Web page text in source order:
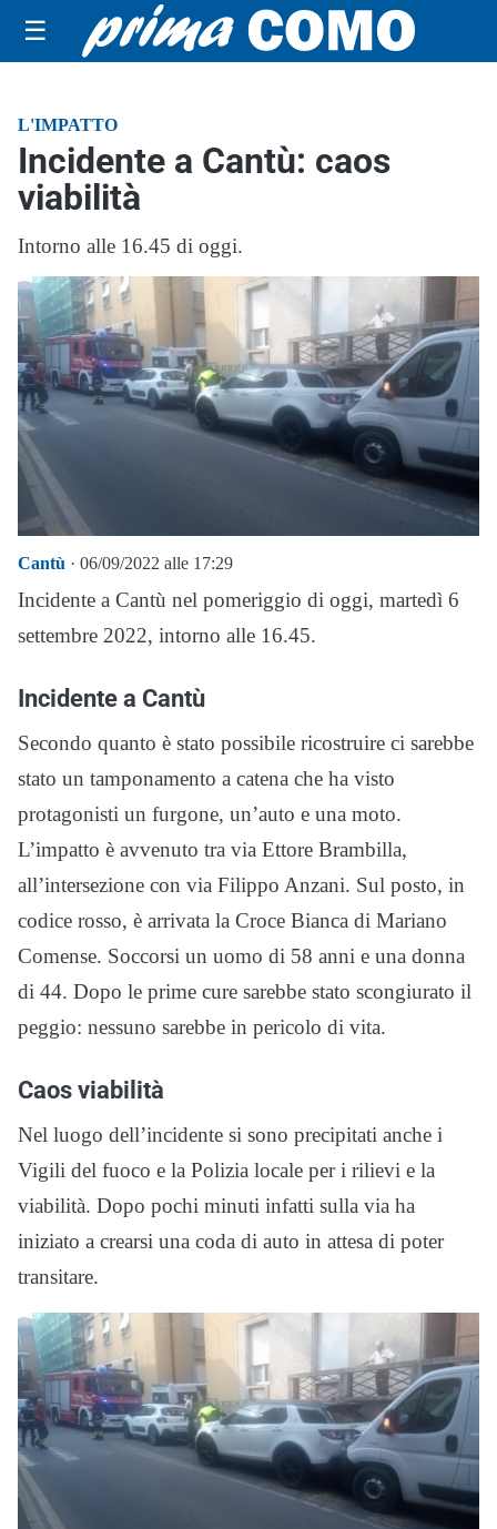
☰
L'IMPATTO
Incidente a Cantù: caos
viabilità
Intorno alle 16.45 di oggi.
Cantù · 06/09/2022 alle 17:29
Incidente a Cantù nel pomeriggio di oggi, martedì 6
settembre 2022, intorno alle 16.45.
Incidente a Cantù
Secondo quanto è stato possibile ricostruire ci sarebbe
stato un tamponamento a catena che ha visto
protagonisti un furgone, un’auto e una moto.
L’impatto è avvenuto tra via Ettore Brambilla,
all’intersezione con via Filippo Anzani. Sul posto, in
codice rosso, è arrivata la Croce Bianca di Mariano
Comense. Soccorsi un uomo di 58 anni e una donna
di 44. Dopo le prime cure sarebbe stato scongiurato il
peggio: nessuno sarebbe in pericolo di vita.
Caos viabilità
Nel luogo dell’incidente si sono precipitati anche i
Vigili del fuoco e la Polizia locale per i rilievi e la
viabilità. Dopo pochi minuti infatti sulla via ha
iniziato a crearsi una coda di auto in attesa di poter
transitare.